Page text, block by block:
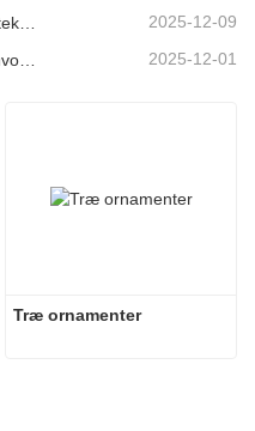
2025-12-09
Globale juledekorationstrends og hvorfor Christmas Queen fortsat fører an på markedet 2025-12-01
Træ ornamenter